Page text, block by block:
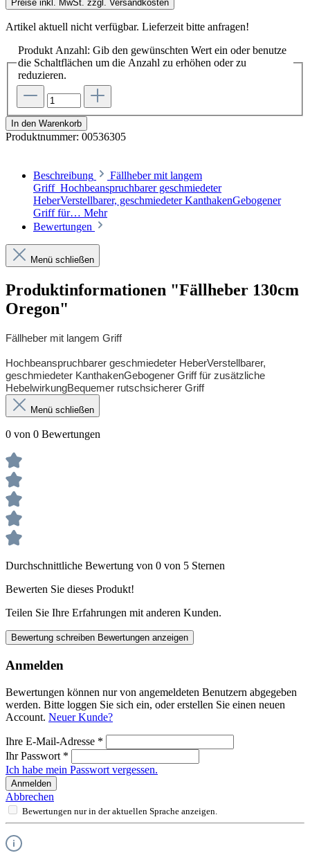
Preise inkl. MwSt. zzgl. Versandkosten
Artikel aktuell nicht verfügbar. Lieferzeit bitte anfragen!
Produkt Anzahl: Gib den gewünschten Wert ein oder benutze
die Schaltflächen um die Anzahl zu erhöhen oder zu
reduzieren.
In den Warenkorb
Produktnummer: 00536305
Beschreibung
Fällheber mit langem
Griff Hochbeanspruchbarer geschmiedeter
HeberVerstellbarer, geschmiedeter KanthakenGebogener
Griff für… Mehr
Bewertungen
Menü schließen
Produktinformationen "Fällheber 130cm
Oregon"
Fällheber mit langem Griff
Hochbeanspruchbarer geschmiedeter HeberVerstellbarer,
geschmiedeter KanthakenGebogener Griff für zusätzliche
HebelwirkungBequemer rutschsicherer Griff
Menü schließen
0 von 0 Bewertungen
Durchschnittliche Bewertung von 0 von 5 Sternen
Bewerten Sie dieses Produkt!
Teilen Sie Ihre Erfahrungen mit anderen Kunden.
Bewertung schreiben Bewertungen anzeigen
Anmelden
Bewertungen können nur von angemeldeten Benutzern abgegeben
werden. Bitte loggen Sie sich ein, oder erstellen Sie einen neuen
Account. Neuer Kunde?
Ihre E-Mail-Adresse *
Ihr Passwort *
Ich habe mein Passwort vergessen.
Anmelden
Abbrechen
Bewertungen nur in der aktuellen Sprache anzeigen.